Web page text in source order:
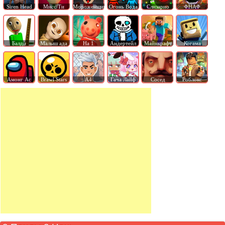
Siren Head Мисс Ти Мороженщик Огонь Вода Слизарио ФНАФ
Балди Малыш ада На 1 Андертейл Майнкрафт Когама
Амонг Ас Brawl Stars А4 Гача Лайф Сосед Роблокс